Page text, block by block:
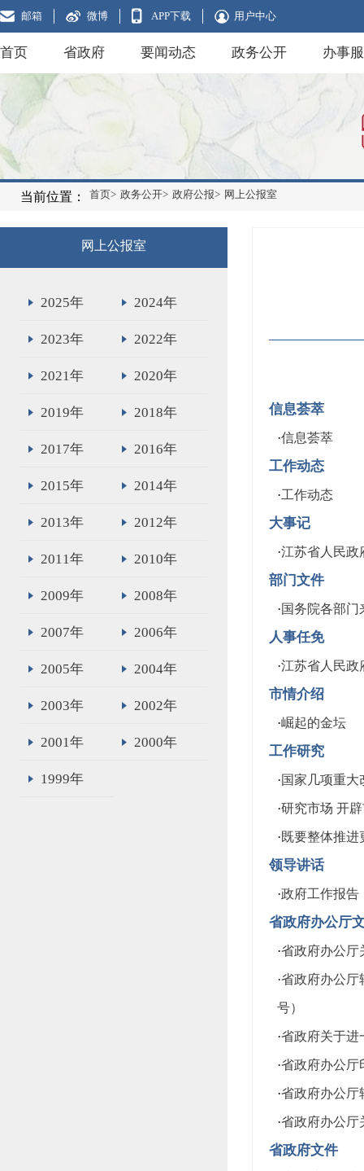
邮箱 微博 APP下载 用户中心
首页 省政府 要闻动态 政务公开 办事
当前位置： 首页> 政务公开> 政府公报> 网上公报室
网上公报室
2025年 2024年
2023年 2022年
2021年 2020年
2019年 2018年
2017年 2016年
2015年 2014年
2013年 2012年
2011年 2010年
2009年 2008年
2007年 2006年
2005年 2004年
2003年 2002年
2001年 2000年
1999年
信息荟萃
·信息荟萃
工作动态
·工作动态
大事记
·江苏省人民政
部门文件
·国务院各部门
人事任免
·江苏省人民政
市情介绍
·崛起的金坛
工作研究
·国家几项重
·研究市场 开
·既要整体推进
领导讲话
·政府工作报告
省政府办公厅
·省政府办公厅
·省政府办公厅
号）
·省政府关于进
·省政府办公厅
·省政府办公厅
·省政府办公厅
省政府文件